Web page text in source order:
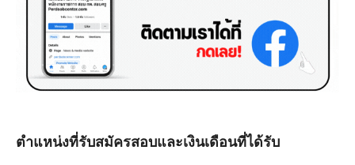
ตําแหน่งที่รับสมัครสอบและเงินเดือนที่ได้รับ